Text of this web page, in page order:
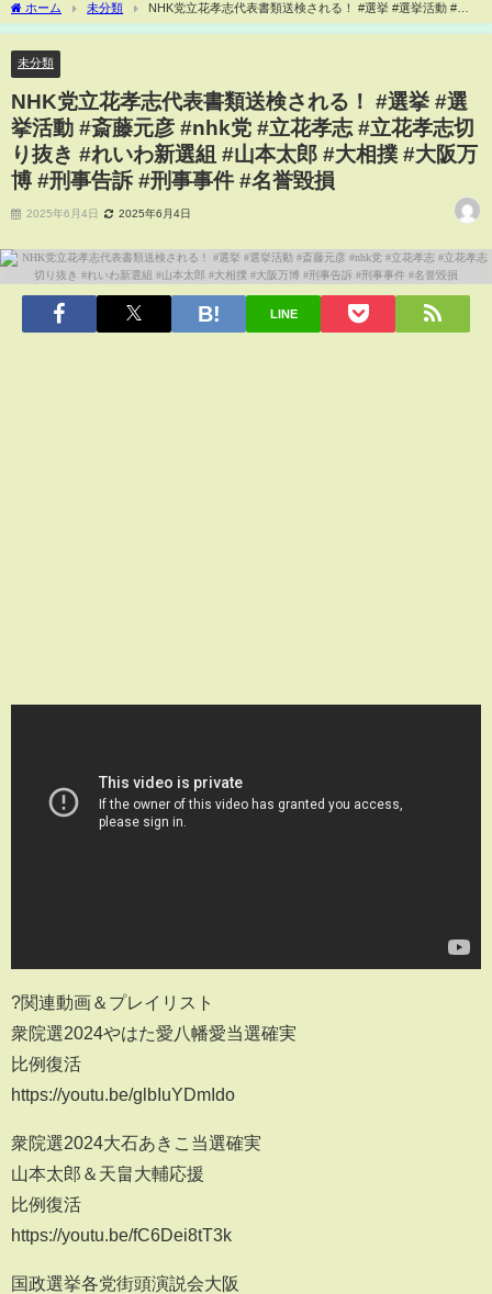
ホーム 未分類
NHK党立花孝志代表書類送検される！ #選挙 #選挙活動 #斎
藤元彦 #nhk党 #立花孝志 #立花孝志切り抜き #れいわ新選組 #山本太郎 #大相撲 #大阪
未分類
NHK党立花孝志代表書類送検される！ #選挙 #選
挙活動 #斎藤元彦 #nhk党 #立花孝志 #立花孝志切
り抜き #れいわ新選組 #山本太郎 #大相撲 #大阪万
博 #刑事告訴 #刑事事件 #名誉毀損
2025年6月4日 2025年6月4日
LINE
?関連動画＆プレイリスト
衆院選2024やはた愛八幡愛当選確実
比例復活
https://youtu.be/glbIuYDmIdo
衆院選2024大石あきこ当選確実
山本太郎＆天畠大輔応援
比例復活
https://youtu.be/fC6Dei8tT3k
国政選挙各党街頭演説会大阪